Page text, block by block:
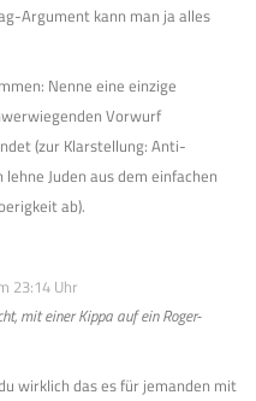
Argument kann man ja alles
Nenne eine einzige
Vorwurf
(zur Klarstellung: Anti-
Juden aus dem einfachen
ab).
23:14 Uhr
mit einer Kippa auf ein Roger-
wirklich das es für jemanden mit